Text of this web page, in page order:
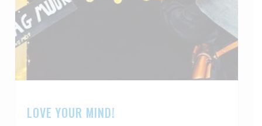
LOVE YOUR MIND!